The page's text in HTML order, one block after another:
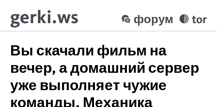
gerki.ws tor
форум
Вы скачали фильм на
вечер, а домашний сервер
уже выполняет чужие
команды. Механика